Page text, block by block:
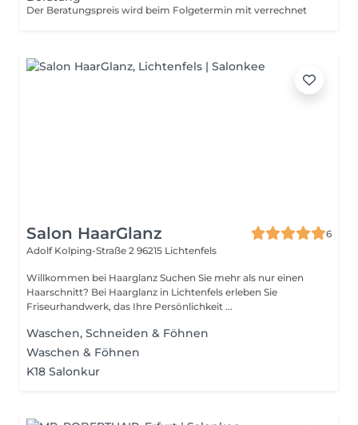
Der Beratungspreis wird beim Folgetermin mit verrechnet
Salon HaarGlanz
6
Adolf Kolping-Straße 2 96215 Lichtenfels
Willkommen bei Haarglanz Suchen Sie mehr als nur einen
Haarschnitt? Bei Haarglanz in Lichtenfels erleben Sie
Friseurhandwerk, das Ihre Persönlichkeit ...
Waschen, Schneiden & Föhnen
Waschen & Föhnen
K18 Salonkur